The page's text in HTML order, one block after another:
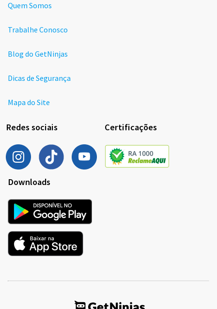
Quem Somos
Trabalhe Conosco
Blog do GetNinjas
Dicas de Segurança
Mapa do Site
Redes sociais Certificações
Downloads